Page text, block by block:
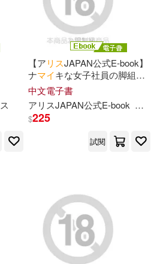
きょくちょ(1)
ささちん(1)
しおこんぶ(1)
ス
【アリ スJAPAN公式E-book】
ナマイキな女子社員の脚組み
替えパンチラに心奪われた僕
は妻との記念日も忘れてラブ
ホ不倫に溺れてしまった‥黒パ
ンスト美脚で腿コキ足コキで
か尻バウンド騎乗位で週8ザー
メン搾り取られ離婚寸前パコ
中文電子書
アリ スJAPAN公式E-book 水端
$225
試閱